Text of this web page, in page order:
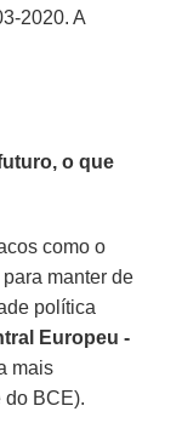
2020. A
o que
como o
manter de
política
Europeu -
mais
do BCE).